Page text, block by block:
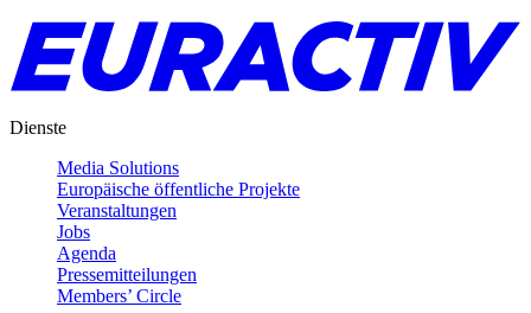
Dienste
Media Solutions
Europäische öffentliche Projekte
Veranstaltungen
Jobs
Agenda
Pressemitteilungen
Members’ Circle